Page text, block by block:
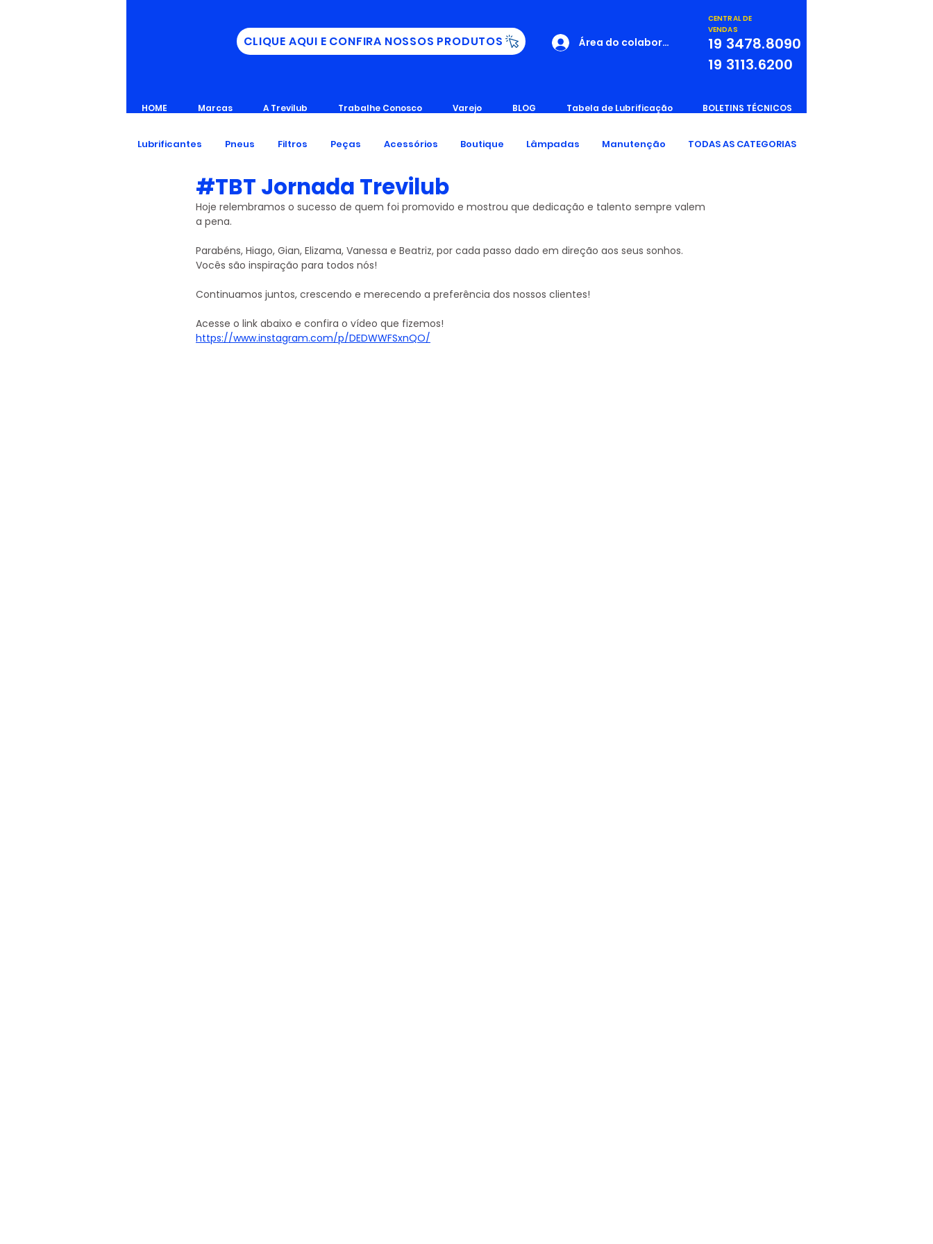
CLIQUE AQUI E CONFIRA NOSSOS PRODUTOS Área do colaborador
CENTRAL DE
VENDAS
19 3478.8090
19 3113.6200
HOME Marcas A Trevilub Trabalhe Conosco Varejo BLOG Tabela de Lubrificação BOLETINS TÉCNICOS
Lubrificantes Pneus Filtros Peças Acessórios Boutique Lâmpadas Manutenção TODAS AS CATEGORIAS
#TBT Jornada Trevilub
Hoje relembramos o sucesso de quem foi promovido e mostrou que dedicação e talento sempre valem
a pena.
Parabéns, Hiago, Gian, Elizama, Vanessa e Beatriz, por cada passo dado em direção aos seus sonhos.
Vocês são inspiração para todos nós!
Continuamos juntos, crescendo e merecendo a preferência dos nossos clientes!
Acesse o link abaixo e confira o vídeo que fizemos!
https://www.instagram.com/p/DEDWWFSxnQO/